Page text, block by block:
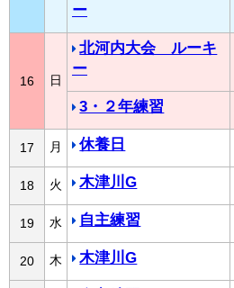
ー
16 日
北河内大会 ルーキ
ー
3・２年練習
17 月 休養日
18 火 木津川G
19 水 自主練習
20 木 木津川G